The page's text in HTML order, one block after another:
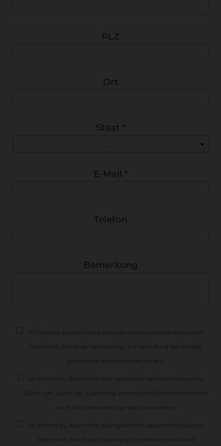
PLZ
Ort
Staat *
...
E-Mail *
Telefon
Bemerkung
Ich stimme zu, dass meine oben genannten personenbezogenen
Daten zum Zweck der Bearbeitung und Verwaltung der Anfrage
gespeichert und verarbeitet werden.
Ich stimme zu, dass meine oben genannten personenbezogenen
Daten zum Zweck der Zusendung von regelmäßigen Informationen
per E-Mail (Newsletter) gespeichert werden.
Ich stimme zu, dass meine oben genannten personenbezogenen
Daten zum Zweck der Zusendung von Werbematerial und